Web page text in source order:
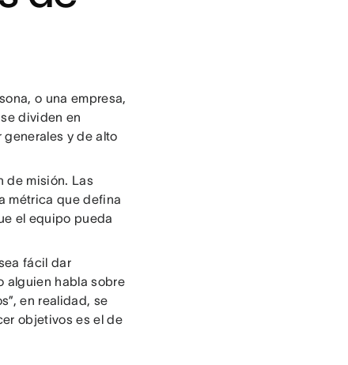
o una empresa,
dividen en
y de alto
de misión. Las
métrica que defina
el equipo pueda
fácil dar
alguien habla sobre
en realidad, se
objetivos es el de